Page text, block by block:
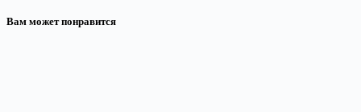
Вам может понравится